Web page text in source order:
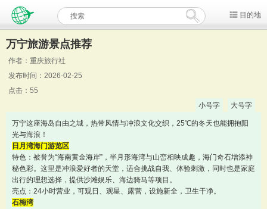
目的地
万宁旅游景点推荐
作者：重庆旅行社
发布时间：2026-02-25
点击：55
小号字
大号字
万宁这座海岛自由之城，热带风情与冲浪文化交织，25℃的冬天也能拥抱阳
光与海浪！
日月湾海门游览区
特色：被誉为“海南黄金海岸”，半月形海湾与山峦相映成趣，海门奇石增添神
秘色彩。这里是冲浪爱好者的天堂，适合挑战自我、体验刺激，同时也是家庭
出行的理想选择，提供沙滩娱乐、海边骑马等项目。
亮点：24小时营业，可观日、观星、露营，设施新全，卫生干净。
石梅湾